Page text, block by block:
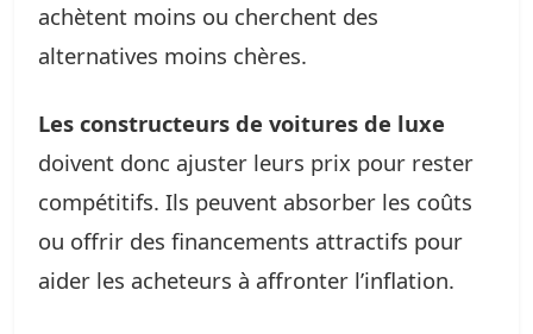
achètent moins ou cherchent des
alternatives moins chères.
Les constructeurs de voitures de luxe
doivent donc ajuster leurs prix pour rester
compétitifs. Ils peuvent absorber les coûts
ou offrir des financements attractifs pour
aider les acheteurs à affronter l’inflation.